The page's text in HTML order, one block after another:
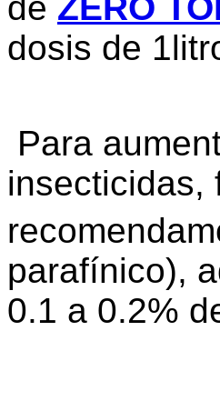
de ZERO
dosis de
Para
insecticidas,
parafínico),
0.1 a 0.2%